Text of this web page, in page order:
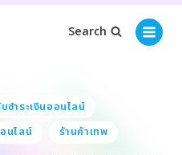
Search
ชำระเงินออนไลน์
นไลน์
ร้านค้าเทพ